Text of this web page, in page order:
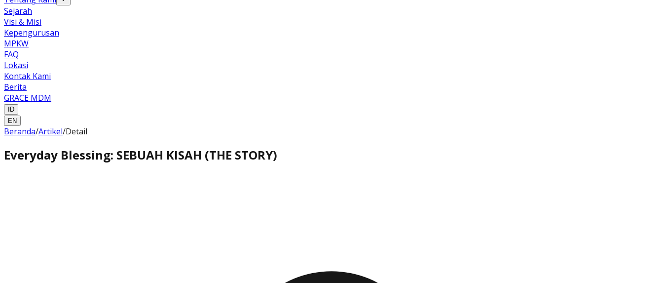
Sejarah
Visi & Misi
Kepengurusan
MPKW
FAQ
Lokasi
Kontak Kami
Berita
GRACE MDM
ID
EN
Beranda/Artikel/Detail
Everyday Blessing: SEBUAH KISAH (THE STORY)